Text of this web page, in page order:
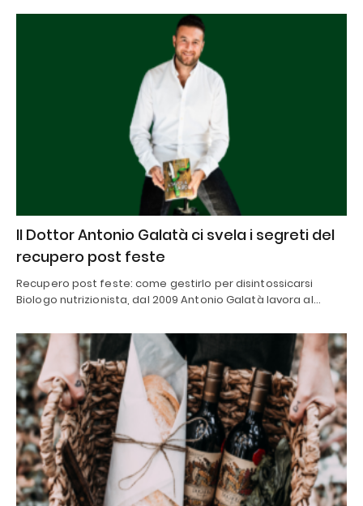
Il Dottor Antonio Galatà ci svela i segreti del
recupero post feste
Recupero post feste: come gestirlo per disintossicarsi
Biologo nutrizionista, dal 2009 Antonio Galatà lavora al…